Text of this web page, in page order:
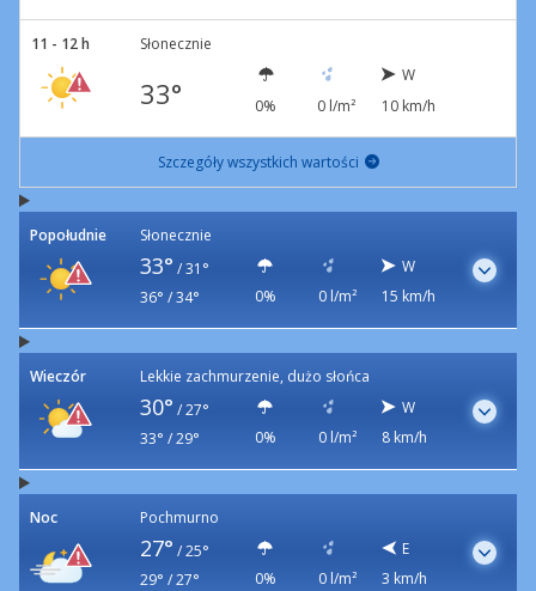
11 - 12 h Słonecznie
33° 0% 0 l/m²
W
10 km/h
Szczegóły wszystkich wartości
Popołudnie Słonecznie
33° / 31°
36° / 34°
0% 0 l/m²
W
15 km/h
Wieczór Lekkie zachmurzenie, dużo słońca
30° / 27°
33° / 29°
0% 0 l/m²
W
8 km/h
Noc Pochmurno
27° / 25°
29° / 27°
0% 0 l/m²
E
3 km/h